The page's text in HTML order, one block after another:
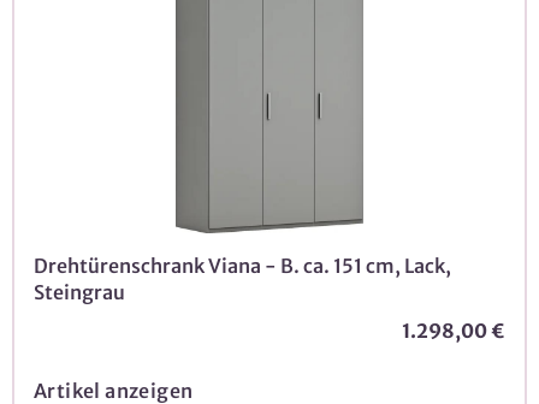
Drehtürenschrank Viana - B. ca. 151 cm, Lack,
Steingrau
1.298,00 €
Artikel anzeigen